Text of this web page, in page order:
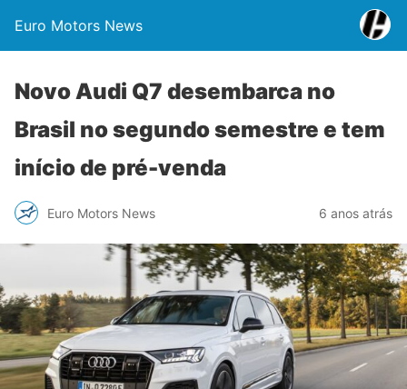
Euro Motors News
Novo Audi Q7 desembarca no
Brasil no segundo semestre e tem
início de pré-venda
Euro Motors News 6 anos atrás